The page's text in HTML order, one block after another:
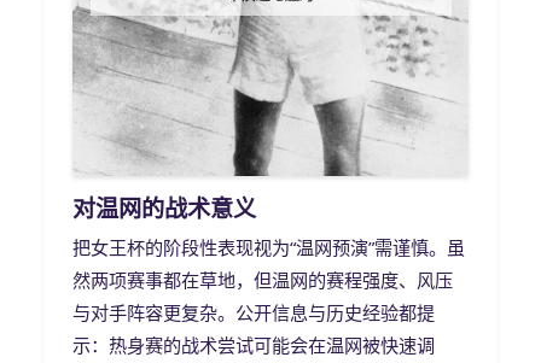
对温网的战术意义
把女王杯的阶段性表现视为“温网预演”需谨慎。虽
然两项赛事都在草地，但温网的赛程强度、风压
与对手阵容更复杂。公开信息与历史经验都提
示：热身赛的战术尝试可能会在温网被快速调